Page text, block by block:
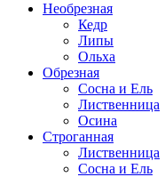
Необрезная
Кедр
Липы
Ольха
Обрезная
Cосна и Ель
Лиственница
Осина
Строганная
Лиственница
Сосна и Ель